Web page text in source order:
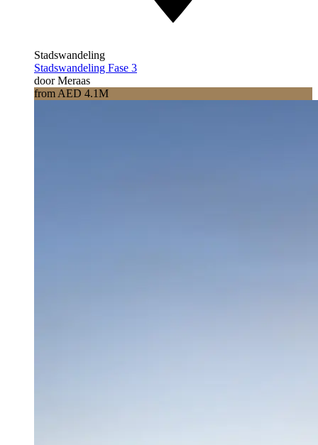
Stadswandeling
Stadswandeling Fase 3
door Meraas
from AED 4.1M